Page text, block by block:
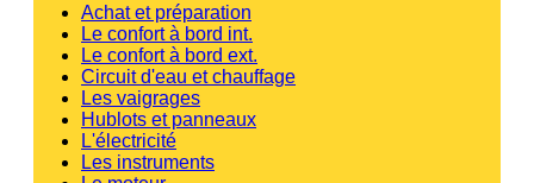
Achat et préparation
Le confort à bord int.
Le confort à bord ext.
Circuit d'eau et chauffage
Les vaigrages
Hublots et panneaux
L'électricité
Les instruments